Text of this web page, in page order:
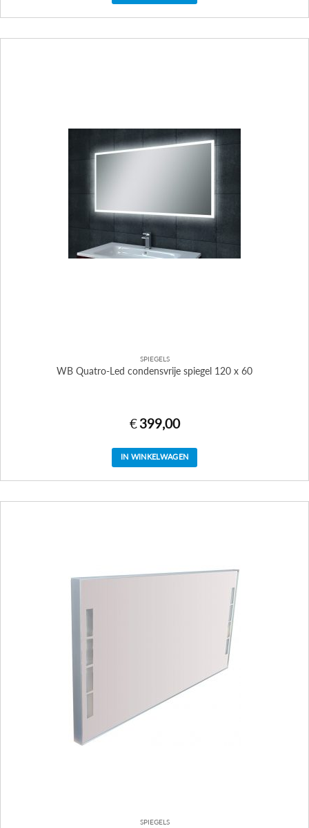
SPIEGELS
WB Quatro-Led condensvrije spiegel 120 x 60
€ 399,00
IN WINKELWAGEN
SPIEGELS